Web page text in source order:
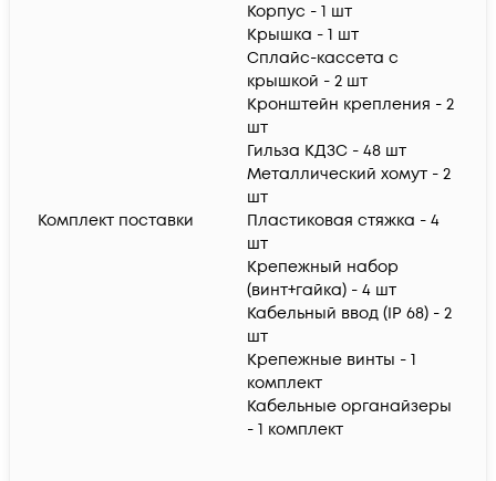
Комплект поставки
Корпус - 1 шт
Крышка - 1 шт
Cплайс-кассета с
крышкой - 2 шт
Кронштейн крепления - 2
шт
Гильза КДЗС - 48 шт
Металлический хомут - 2
шт
Пластиковая стяжка - 4
шт
Крепежный набор
(винт+гайка) - 4 шт
Кабельный ввод (IP 68) - 2
шт
Крепежные винты - 1
комплект
Кабельные органайзеры
- 1 комплект